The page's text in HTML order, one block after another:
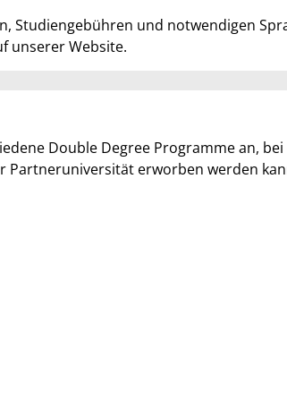
Studiengebühren und notwendigen
unserer Website.
Double Degree Programme an,
Partneruniversität erworben werden